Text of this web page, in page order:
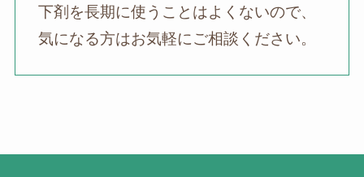
下剤を長期に使うことはよくないので、
気になる方はお気軽にご相談ください。